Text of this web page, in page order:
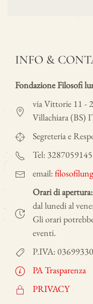
INFO &
Fondazione Filosofi
via Vittorie 11 -
Villachiara (BS)
Segreteria e
Tel: 3287059145
email:
Orari di apertura:
dal lunedi al
Gli orari
eventi.
P.IVA:
PA Trasparenza
PRIVACY